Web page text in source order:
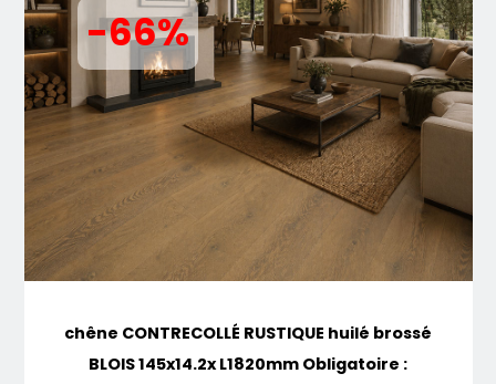
-66%
chêne CONTRECOLLÉ RUSTIQUE huilé brossé
BLOIS 145x14.2x L1820mm Obligatoire :